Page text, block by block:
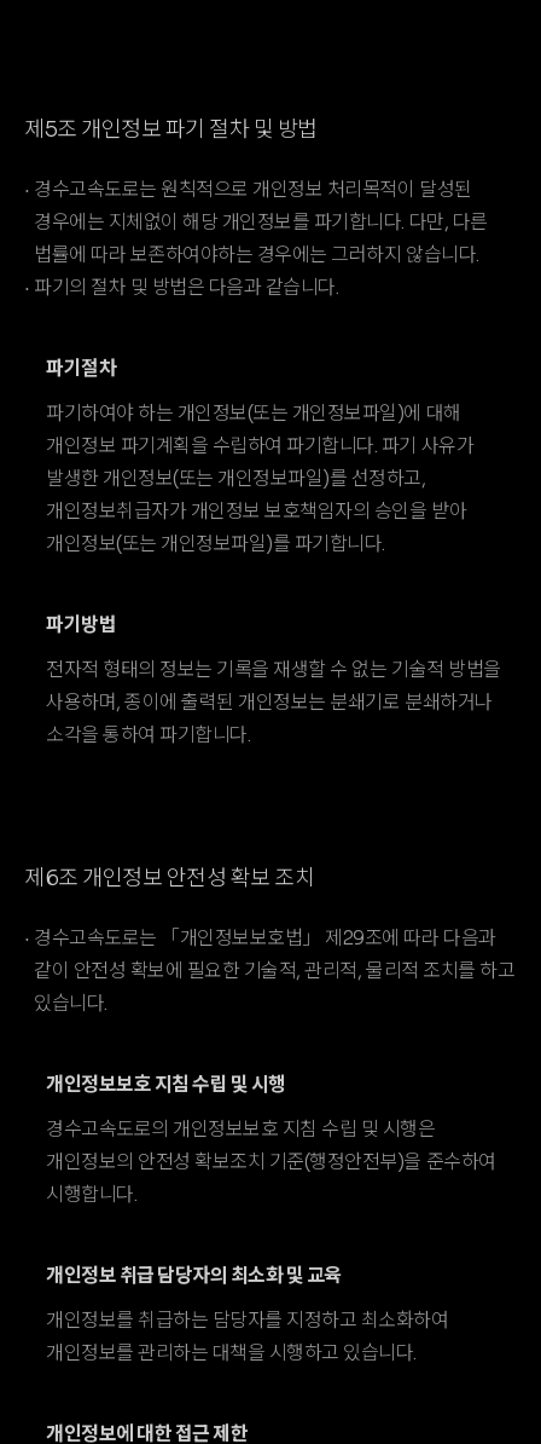
제5조 개인정보 파기 절차 및 방법
경수고속도로는 원칙적으로 개인정보 처리목적이 달성된
경우에는 지체없이 해당 개인정보를 파기합니다. 다만, 다른
법률에 따라 보존하여야하는 경우에는 그러하지 않습니다.
파기의 절차 및 방법은 다음과 같습니다.
파기절차
파기하여야 하는 개인정보(또는 개인정보파일)에 대해
개인정보 파기계획을 수립하여 파기합니다. 파기 사유가
발생한 개인정보(또는 개인정보파일)를 선정하고,
개인정보취급자가 개인정보 보호책임자의 승인을 받아
개인정보(또는 개인정보파일)를 파기합니다.
파기방법
전자적 형태의 정보는 기록을 재생할 수 없는 기술적 방법을
사용하며, 종이에 출력된 개인정보는 분쇄기로 분쇄하거나
소각을 통하여 파기합니다.
제6조 개인정보 안전성 확보 조치
경수고속도로는 「개인정보보호법」 제29조에 따라 다음과
같이 안전성 확보에 필요한 기술적, 관리적, 물리적 조치를 하고
있습니다.
개인정보보호 지침 수립 및 시행
경수고속도로의 개인정보보호 지침 수립 및 시행은
개인정보의 안전성 확보조치 기준(행정안전부)을 준수하여
시행합니다.
개인정보 취급 담당자의 최소화 및 교육
개인정보를 취급하는 담당자를 지정하고 최소화하여
개인정보를 관리하는 대책을 시행하고 있습니다.
개인정보에 대한 접근 제한